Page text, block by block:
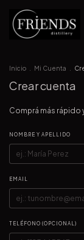
Inicio Mi Cuenta
Crear cuenta
Comprá más rápido
NOMBRE Y APELLIDO
EMAIL
TELÉFONO (OPCIONAL)